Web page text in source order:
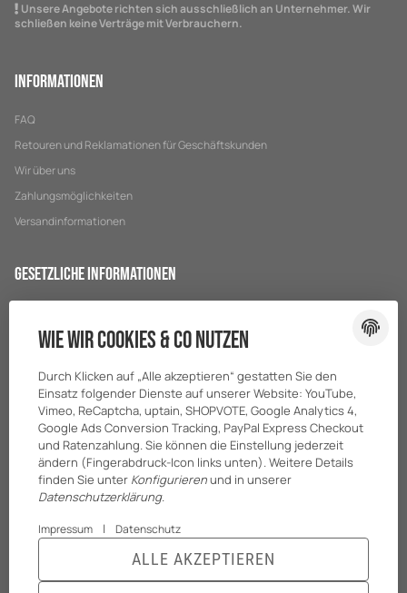
Unsere Angebote richten sich ausschließlich an Unternehmer. Wir
schließen keine Verträge mit Verbrauchern.
Informationen
FAQ
Retouren und Reklamationen für Geschäftskunden
Wir über uns
Zahlungsmöglichkeiten
Versandinformationen
Gesetzliche Informationen
Impressum
Batteriegesetzhinweise
Wie wir Cookies & Co nutzen
Durch Klicken auf „Alle akzeptieren“ gestatten Sie den
Einsatz folgender Dienste auf unserer Website: YouTube,
Vimeo, ReCaptcha, uptain, SHOPVOTE, Google Analytics 4,
Google Ads Conversion Tracking, PayPal Express Checkout
und Ratenzahlung. Sie können die Einstellung jederzeit
ändern (Fingerabdruck-Icon links unten). Weitere Details
finden Sie unter Konfigurierenund in unserer
Datenschutzerklärung.
Impressum | Datenschutz
ALLE AKZEPTIEREN